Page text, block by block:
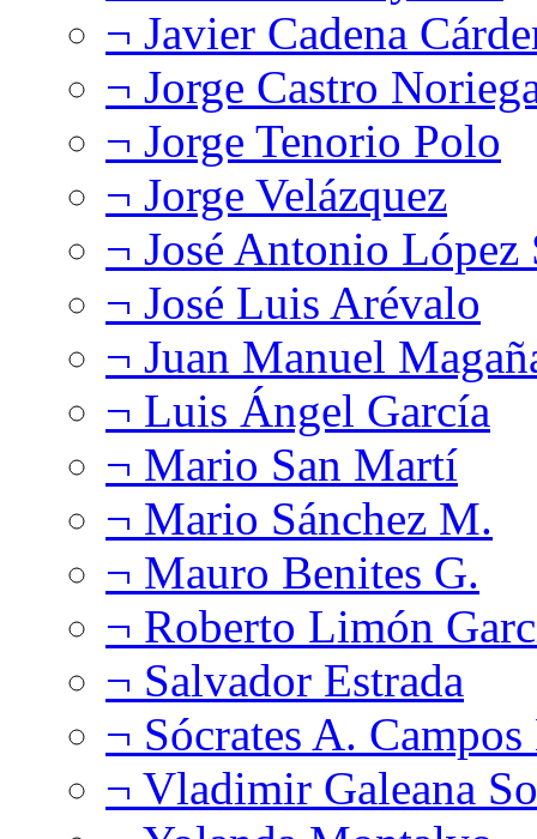
¬ Javier Cadena
¬ Jorge Castro
¬ Jorge Tenorio Polo
¬ Jorge Velázquez
¬ José Antonio López
¬ José Luis Arévalo
¬ Juan Manuel
¬ Luis Ángel García
¬ Mario San Martí
¬ Mario Sánchez M.
¬ Mauro Benites G.
¬ Roberto Limón
¬ Salvador Estrada
¬ Sócrates A.
¬ Vladimir Galeana